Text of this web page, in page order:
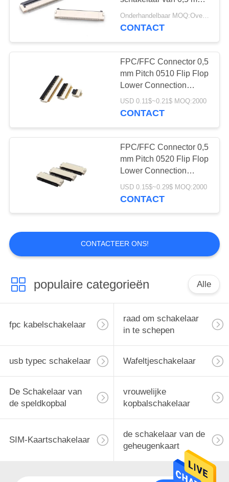
fpc,
automobielelektronika
Onderhandelbaar MOQ:Overeen te komen
CONTACT
FPC/FFC Connector 0,5
mm Pitch 0510 Flip Flop
Lower Connection
Flexible Row Socket
Height 1.0MM4-12-50P
USD 0.11$~0.21$ MOQ:2000
CONTACT
FPC/FFC Connector 0,5
mm Pitch 0520 Flip Flop
Lower Connection
Flexible Row Socket
Height 2.0MM4-12-60P
USD 0.15$~0.29$ MOQ:2000
CONTACT
CONTACTEER ONS!
populaire categorieën Alle
fpc kabelschakelaar
raad om schakelaar
in te schepen
usb typec schakelaar Wafeltjeschakelaar
De Schakelaar van
de speldkopbal
vrouwelijke
kopbalschakelaar
SIM-Kaartschakelaar
de schakelaar van de
geheugenkaart